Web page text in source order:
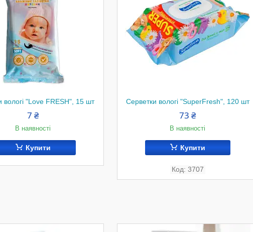
вологі "Love FRESH", 15 шт
7 ₴
В наявності
Купити
Серветки вологі "SuperFresh", 120 шт
73 ₴
В наявності
Купити
3707